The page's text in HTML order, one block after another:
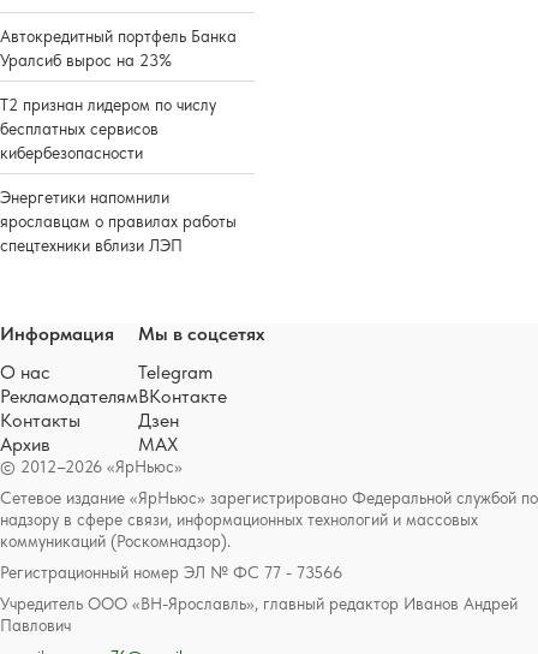
Автокредитный портфель Банка
Уралсиб вырос на 23%
Т2 признан лидером по числу
бесплатных сервисов
кибербезопасности
Энергетики напомнили
ярославцам о правилах работы
спецтехники вблизи ЛЭП
© 2012–2026 «ЯрНьюс»
Сетевое издание «ЯрНьюс» зарегистрировано Федеральной службой по
надзору в сфере связи, информационных технологий и массовых
коммуникаций (Роскомнадзор).
Регистрационный номер ЭЛ № ФС 77 - 73566
Учредитель ООО «ВН-Ярославль», главный редактор Иванов Андрей
Павлович
Информация
О нас
Рекламодателям
Контакты
Архив
Мы в соцсетях
Telegram
ВКонтакте
Дзен
MAX